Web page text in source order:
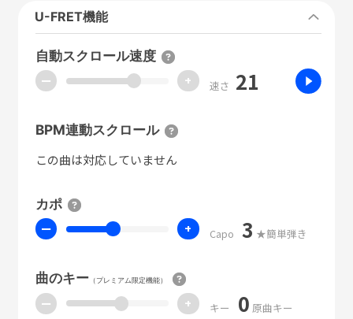
U-FRET機能
自動スクロール速度
ー + 速さ 21
BPM連動スクロール
この曲は対応していません
カポ
ー + Capo 3 ★簡単弾き
曲のキー（プレミアム限定機能）
ー + キー 0 原曲キー